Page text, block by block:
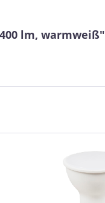
lm, warmweiß"